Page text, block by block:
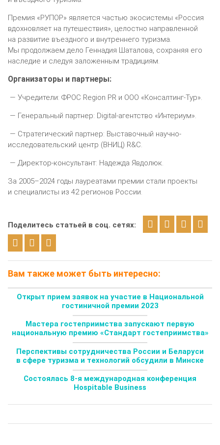
Премия «РУПОР» является частью экосистемы «Россия
вдохновляет на путешествия», целостно направленной
на развитие въездного и внутреннего туризма.
Мы продолжаем дело Геннадия Шаталова, сохраняя его
наследие и следуя заложенным традициям.
Организаторы и партнеры:
— Учредители: ФРОС Region PR и ООО «Консалтинг-Тур».
— Генеральный партнер: Digital-агентство «Интериум».
— Стратегический партнер: Выставочный научно-
исследовательский центр (ВНИЦ) R&C.
— Директор-консультант: Надежда Явдолюк.
За 2005–2024 годы лауреатами премии стали проекты
и специалисты из 42 регионов России.
Поделитесь статьей в соц. сетях:
Вам также может быть интересно:
Открыт прием заявок на участие в Национальной
гостиничной премии 2023
Мастера гостеприимства запускают первую
национальную премию «Стандарт гостеприимства»
Перспективы сотрудничества России и Беларуси
в сфере туризма и технологий обсудили в Минске
Состоялась 8-я международная конференция
Hospitable Business